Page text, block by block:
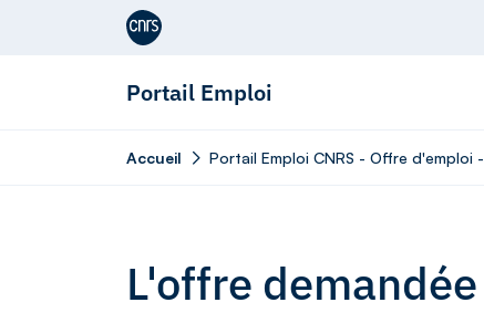
Aller au contenu
Portail Emploi
Accueil Portail Emploi CNRS - Offre
L'offre